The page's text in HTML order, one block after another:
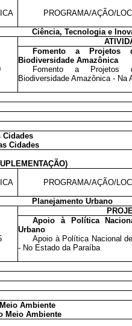
PROGRAMA/AÇÃO/
Ciência, Tecnologia e
Fomento a Projetos
Biodiversidade Amazônica
Fomento a Projetos
Biodiversidade Amazônica - Na
Cidades
Cidades
PROGRAMA/AÇÃO/
Planejamento Urbano
Apoio à Política
Urbano
Apoio à Política Nacional
- No Estado da Paraíba
Ambiente
Meio Ambiente